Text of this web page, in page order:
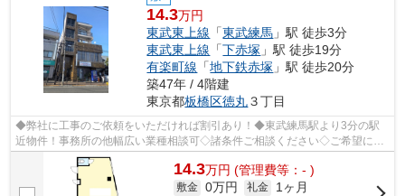
14.3万円
東武東上線 「東武練馬 」駅 徒歩3分
東武東上線 「下赤塚 」駅 徒歩19分
有楽町線 「地下鉄赤塚 」駅 徒歩20分
築47年 / 4階建
東京都板橋区徳丸３丁目
◆弊社に工事のご依頼をいただければ割引あり！◆東武練馬駅より3分の駅
近物件！事務所の他幅広い業種相談可◇諸条件ご相談ください◇ご希望に合
わせて物件のご提案が可能です◇お気軽にお...
14.3万円 (管理費等：- )
敷金 0万円 礼金 1ヶ月